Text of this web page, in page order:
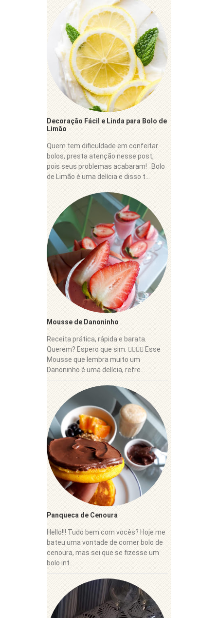
Decoração Fácil e Linda para Bolo de
Limão
Quem tem dificuldade em confeitar
bolos, presta atenção nesse post,
pois seus problemas acabaram! Bolo
de Limão é uma delícia e disso t...
Mousse de Danoninho
Receita prática, rápida e barata.
Querem? Espero que sim. 👍🏼😋🍓 Esse
Mousse que lembra muito um
Danoninho é uma delícia, refre...
Panqueca de Cenoura
Hello!!! Tudo bem com vocês? Hoje me
bateu uma vontade de comer bolo de
cenoura, mas sei que se fizesse um
bolo int...